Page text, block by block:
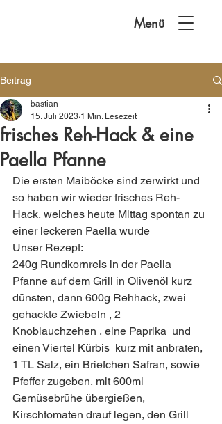
Menü
Beitrag
frisches Reh-Hack & eine
Paella Pfanne
bastian
15. Juli 2023 1 Min. Lesezeit
Die ersten Maiböcke sind zerwirkt und
so haben wir wieder frisches Reh-
Hack, welches heute Mittag spontan zu
einer leckeren Paella wurde
Unser Rezept:
240g Rundkornreis in der Paella
Pfanne auf dem Grill in Olivenöl kurz
dünsten, dann 600g Rehhack, zwei
gehackte Zwiebeln , 2
Knoblauchzehen , eine Paprika  und
einen Viertel Kürbis  kurz mit anbraten,
1 TL Salz, ein Briefchen Safran, sowie
Pfeffer zugeben, mit 600ml
Gemüsebrühe übergießen,
Kirschtomaten drauf legen, den Grill